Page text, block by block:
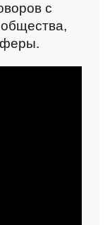
с
данных